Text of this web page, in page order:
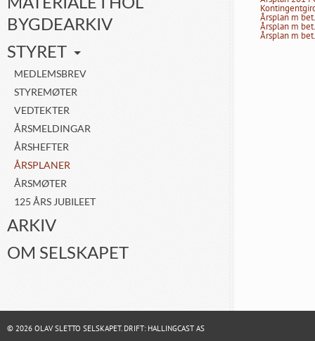
Årsplan m
Årsplan m
Årsplan m
BYGDEARKIV
STYRET
MEDLEMSBREV
STYREMØTER
VEDTEKTER
ÅRSMELDINGAR
ÅRSHEFTER
ÅRSPLANER
ÅRSMØTER
125 ÅRS JUBILEET
ARKIV
OM SELSKAPET
© 2026 OLAV SLETTO SELSKAPET. DRIFT: HALLINGCAST AS